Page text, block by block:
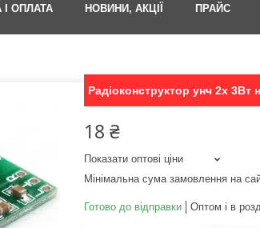
ОПЛАТА НОВИНИ, АКЦІЇ ПРАЙС
Радіоконструктор унч 2х 3Вт
18 ₴
Показати оптові ціни
Мінімальна сума замовлення на
Готово до відправки Оптом і в